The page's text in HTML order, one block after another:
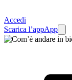
Accedi
Scarica l’appApp